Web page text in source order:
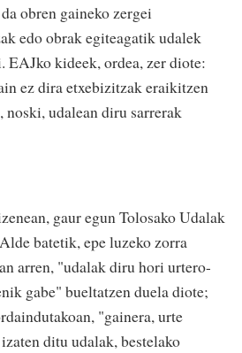
obren gaineko zergei
edo obrak egiteagatik udalek
EAJko kideek, ordea, zer diote:
ez dira etxebizitzak eraikitzen
noski, udalean diru sarrerak
gaur egun Tolosako Udalak
batetik, epe luzeko zorra
arren, "udalak diru hori urtero-
gabe" bueltatzen duela diote;
"gainera, urte
ditu udalak, bestelako